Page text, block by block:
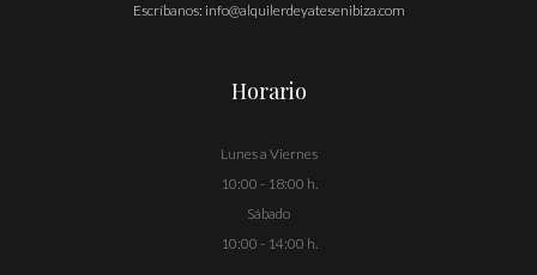
Escríbanos: info@alquilerdeyatesenibiza.com
Horario
Lunes a Viernes
10:00 - 18:00 h.
Sábado
10:00 - 14:00 h.